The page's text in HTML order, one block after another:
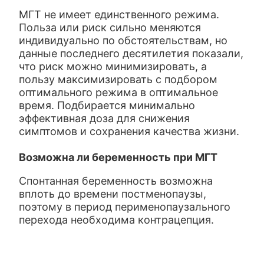
МГТ не имеет единственного режима.
Польза или риск сильно меняются
индивидуально по обстоятельствам, но
данные последнего десятилетия показали,
что риск можно минимизировать, а
пользу максимизировать с подбором
оптимального режима в оптимальное
время. Подбирается минимально
эффективная доза для снижения
симптомов и сохранения качества жизни.
Возможна ли беременность при МГТ
Спонтанная беременность возможна
вплоть до времени постменопаузы,
поэтому в период перименопаузального
перехода необходима контрацепция.